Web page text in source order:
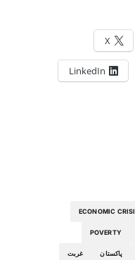
X
LinkedIn
ECONOMIC
POVERTY
پاکستان غربت